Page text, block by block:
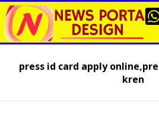
press id card apply
kren